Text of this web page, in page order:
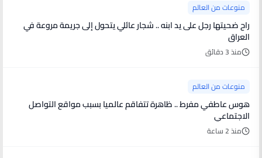
منوعات من العالم
راح ضحيتها رجل على يد ابنه .. شجار عائلي يتحول إلى جريمة مروعة في
العراق
منذ 3 دقائق
منوعات من العالم
هوس عاطفي مفرط .. ظاهرة تتفاقم عالميا بسبب مواقع التواصل
الاجتماعي
منذ 2 ساعة